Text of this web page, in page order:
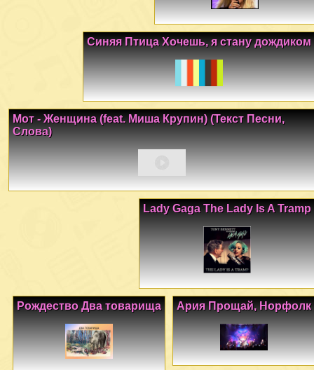
Синяя Птица Хочешь, я стану дождиком
Мот - Женщина (feat. Миша Крупин) (Текст Песни,
Слова)
Lady Gaga The Lady Is A Tramp
Ария Прощай, Норфолк
Рождество Два товарища